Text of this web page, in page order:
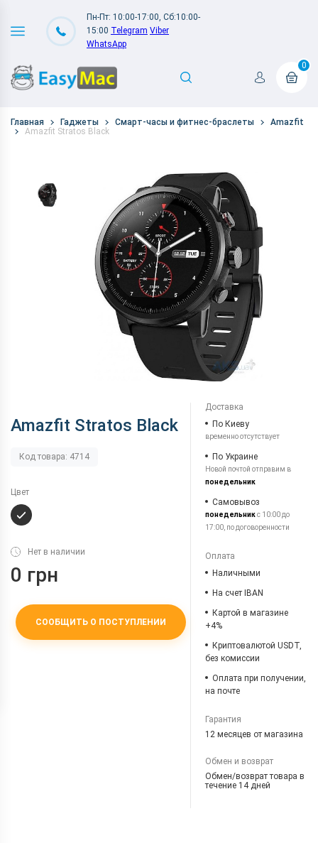
Пн-Пт: 10:00-17:00, Сб:10:00-
15:00 Telegram Viber
WhatsApp
0
Главная Гаджеты Смарт-часы и фитнес-браслеты
Amazfit
Amazfit Stratos Black
Amazfit Stratos Black
Код товара: 4714
Цвет
Нет в наличии
0 грн
СООБЩИТЬ О ПОСТУПЛЕНИИ
Доставка
По Киеву
временно отсутствует
По Украине
Новой почтой отправим в
понедельник
Самовывоз
понедельникс 10:00 до
17:00, по договоренности
Оплата
Наличными
На счет IBAN
Картой в магазине
+4%
Криптовалютой USDT,
без комиссии
Оплата при получении,
на почте
Гарантия
12 месяцев от магазина
Обмен и возврат
Обмен/возврат товара в
течение 14 дней